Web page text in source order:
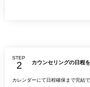
STEP
カウンセリングの日程
カレンダーにて日程確保まで完結